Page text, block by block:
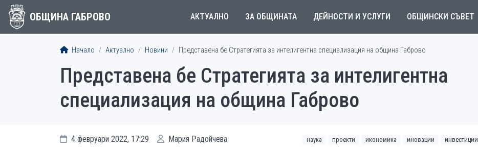
ОБЩИНА ГАБРОВО АКТУАЛНО ЗА ОБЩИНАТА ДЕЙНОСТИ И УСЛУГИ ОБЩИНСКИ СЪВЕТ
Начало Актуално Новини Представена бе Стратегията за интелигентна специализация на община Габрово
Представена бе Стратегията за интелигентна
специализация на община Габрово
4 февруари 2022, 17:29 Мария Радойчева наука проекти икономика иновации инвестиции